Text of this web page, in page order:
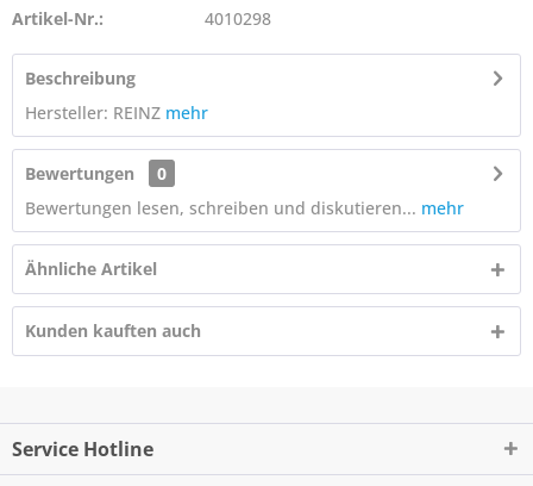
Artikel-Nr.: 4010298
Beschreibung
Hersteller: REINZ mehr
Bewertungen
0
Bewertungen lesen, schreiben und diskutieren... mehr
Ähnliche Artikel
Kunden kauften auch
Service Hotline